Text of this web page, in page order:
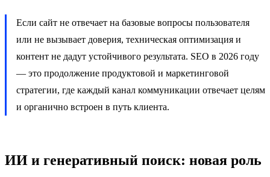
Если сайт не отвечает на базовые вопросы пользователя
или не вызывает доверия, техническая оптимизация и
контент не дадут устойчивого результата. SEO в 2026 году
— это продолжение продуктовой и маркетинговой
стратегии, где каждый канал коммуникации отвечает целям
и органично встроен в путь клиента.
ИИ и генеративный поиск: новая роль